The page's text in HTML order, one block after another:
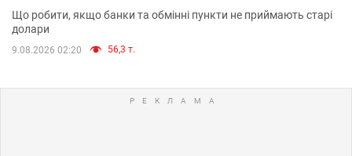
Що робити, якщо банки та обмінні пункти не приймають старі
долари
9.08.2026 02:20 56,3 т.